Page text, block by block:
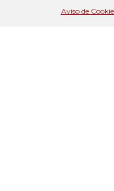
Aviso de